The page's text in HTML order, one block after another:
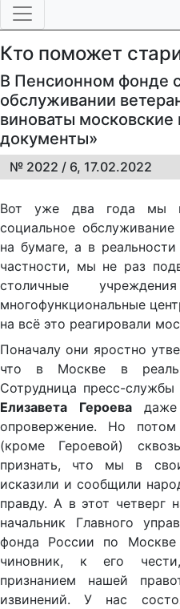
Кто поможет
В Пенсионном фонде
обслуживании
виноваты
документы»
№ 2022 / 6, 17.02.2022
Вот уже два года мы
социальное
на бумаге, а в
частности, мы не раз
столичные
многофункциональные
на всё это реагировали
Поначалу они яростно
что в Москве в
Сотрудница пресс-
Елизавета Героевадаже
опровержение. Но
(кроме Героевой)
признать, что мы в
исказили и сообщили
правду. А в этот
начальник Главного
фонда России по Москве
чиновник, к его
признанием нашей
извинений. У нас